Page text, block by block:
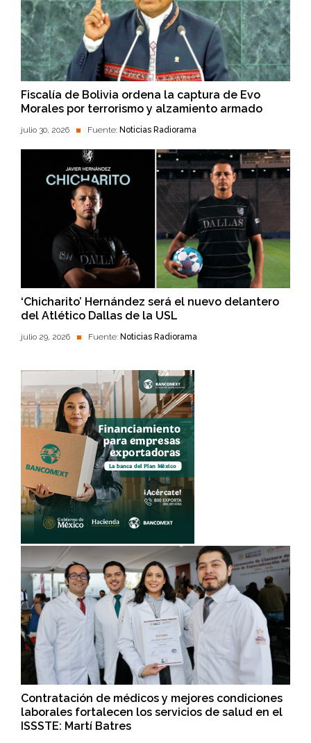
Fiscalía de Bolivia ordena la captura de Evo
Morales por terrorismo y alzamiento armado
julio 30, 2026 Fuente: Noticias Radiorama
‘Chicharito’ Hernández será el nuevo delantero
del Atlético Dallas de la USL
julio 29, 2026 Fuente: Noticias Radiorama
Contratación de médicos y mejores condiciones
laborales fortalecen los servicios de salud en el
ISSSTE: Martí Batres